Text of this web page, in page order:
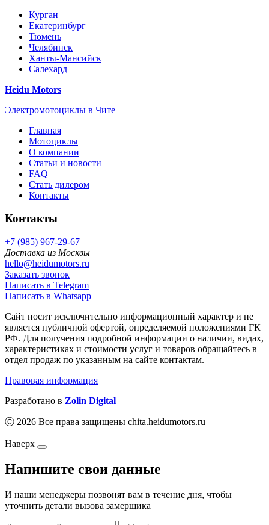
Курган
Екатеринбург
Тюмень
Челябинск
Ханты-Мансийск
Салехард
Heidu Motors
Электромотоциклы в Чите
Главная
Мотоциклы
О компании
Статьи и новости
FAQ
Стать дилером
Контакты
Контакты
+7 (985) 967-29-67
Доставка из Москвы
hello@heidumotors.ru
Заказать звонок
Написать в Telegram
Написать в Whatsapp
Сайт носит исключительно информационный характер и не
является публичной офертой, определяемой положениями ГК
РФ. Для получения подробной информации о наличии, видах,
характеристиках и стоимости услуг и товаров обращайтесь в
отдел продаж по указанным на сайте контактам.
Правовая информация
Разработано в Zolin Digital
Ⓒ 2026 Все права защищены chita.heidumotors.ru
Наверх
Напишите свои данные
И наши менеджеры позвонят вам в течение дня, чтобы
уточнить детали вызова замерщика